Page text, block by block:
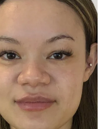
8/15/26
預計送達日期8/12/26
預計送達日期
預計送達日期8/10/26